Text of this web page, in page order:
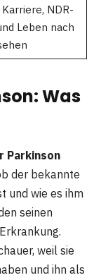
NDR-
Leben nach
Was
Parkinson
der bekannte
und wie es ihm
seinen
weil sie
und ihn als